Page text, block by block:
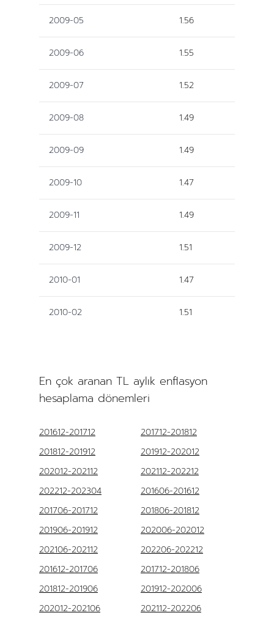
2009-05 1.56
2009-06 1.55
2009-07 1.52
2009-08 1.49
2009-09 1.49
2009-10 1.47
2009-11 1.49
2009-12 1.51
2010-01 1.47
2010-02 1.51
En çok aranan TL aylık enflasyon
hesaplama dönemleri
201612-201712
201712-201812
201812-201912
201912-202012
202012-202112
202112-202212
202212-202304
201606-201612
201706-201712
201806-201812
201906-201912
202006-202012
202106-202112
202206-202212
201612-201706
201712-201806
201812-201906
201912-202006
202012-202106
202112-202206